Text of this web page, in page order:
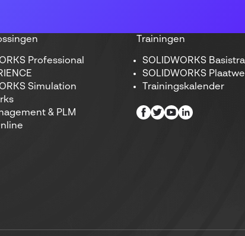
Professional
Simulation
& PLM
Trainingen
SOLIDWORKS
SOLIDWORKS
Trainingskalender